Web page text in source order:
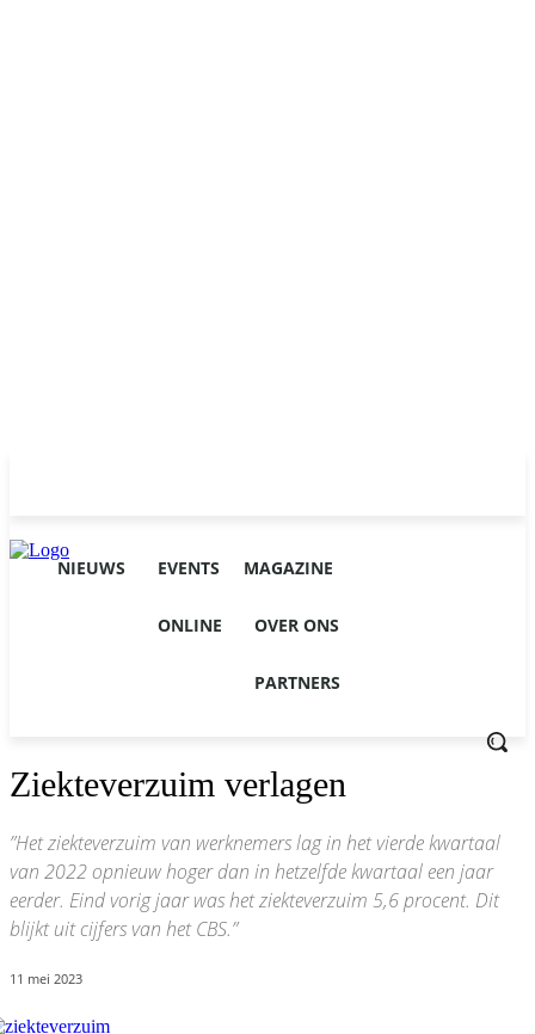
NIEUWS EVENTS MAGAZINE
ONLINE OVER ONS
PARTNERS
Ziekteverzuim verlagen
”Het ziekteverzuim van werknemers lag in het vierde kwartaal
van 2022 opnieuw hoger dan in hetzelfde kwartaal een jaar
eerder. Eind vorig jaar was het ziekteverzuim 5,6 procent. Dit
blijkt uit cijfers van het CBS.”
11 mei 2023